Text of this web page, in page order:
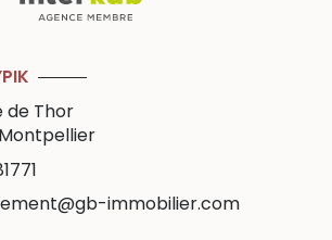
de Thor
Montpellier
immobilier.com